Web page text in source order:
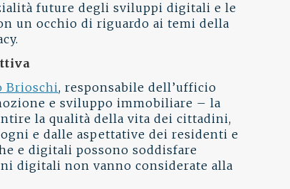
future degli sviluppi digitali e le
un occhio di riguardo ai temi della
Brioschi, responsabile dell’ufficio
e sviluppo immobiliare – la
la qualità della vita dei cittadini,
e dalle aspettative dei residenti e
e digitali possono soddisfare
digitali non vanno considerate alla